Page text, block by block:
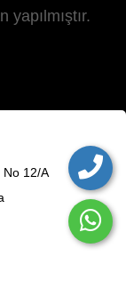
yapılmıştır.
No 12/A